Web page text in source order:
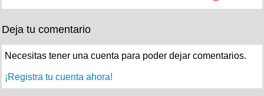
Deja tu comentario
Necesitas tener una cuenta para poder dejar comentarios.
¡Registra tu cuenta ahora!